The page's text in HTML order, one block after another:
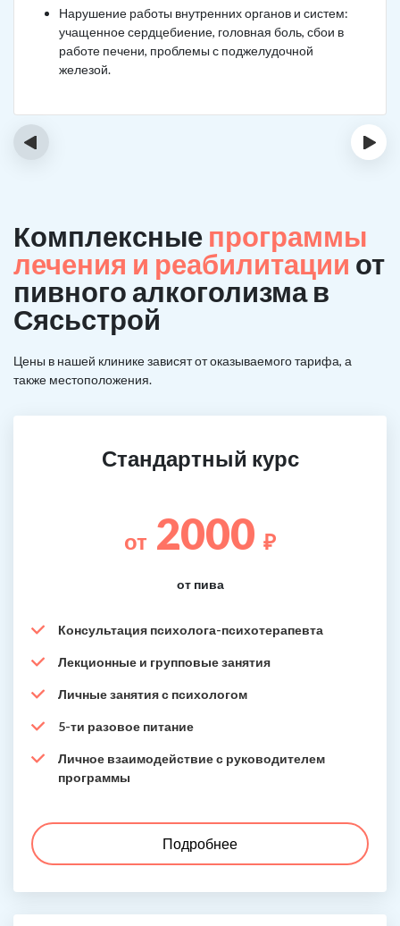
Нарушение работы внутренних органов и систем:
учащенное сердцебиение, головная боль, сбои в
работе печени, проблемы с поджелудочной
железой.
‹ ›
Комплексные программы
лечения и реабилитации от
пивного алкоголизма в
Сясьстрой
Цены в нашей клинике зависят от оказываемого тарифа, а
также местоположения.
Стандартный курс
от 2000 ₽
от пива
Консультация психолога-психотерапевта
Лекционные и групповые занятия
Личные занятия с психологом
5-ти разовое питание
Личное взаимодействие с руководителем
программы
Подробнее